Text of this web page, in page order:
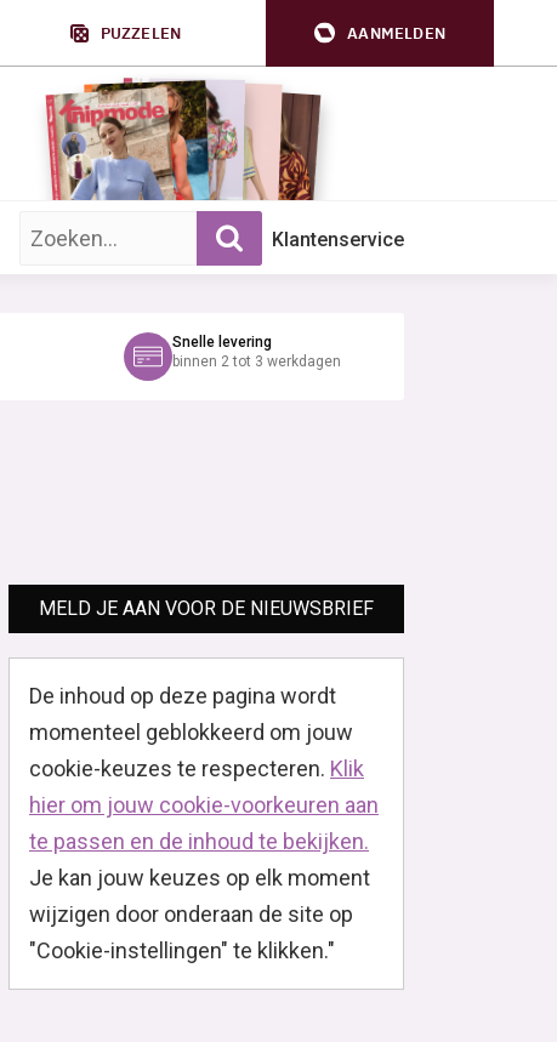
PUZZELEN AANMELDEN
Zoek op trefwoord: Klantenservice
Snelle levering
binnen 2 tot 3 werkdagen
MELD JE AAN VOOR DE NIEUWSBRIEF
De inhoud op deze pagina wordt
momenteel geblokkeerd om jouw
cookie-keuzes te respecteren. Klik
hier om jouw cookie-voorkeuren aan
te passen en de inhoud te bekijken.
Je kan jouw keuzes op elk moment
wijzigen door onderaan de site op
"Cookie-instellingen" te klikken."